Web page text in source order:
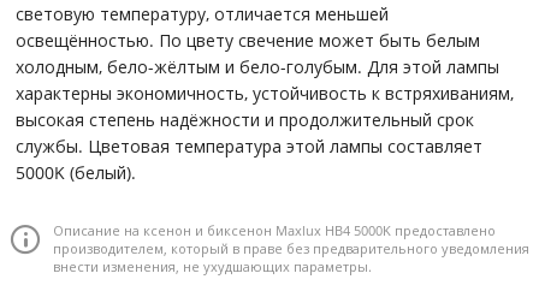
световую температуру, отличается меньшей
освещённостью. По цвету свечение может быть белым
холодным, бело-жёлтым и бело-голубым. Для этой лампы
характерны экономичность, устойчивость к встряхиваниям,
высокая степень надёжности и продолжительный срок
службы. Цветовая температура этой лампы составляет
5000K (белый).
Описание на ксенон и биксенон Maxlux HB4 5000K предоставлено
производителем, который в праве без предварительного уведомления
внести изменения, не ухудшающих параметры.